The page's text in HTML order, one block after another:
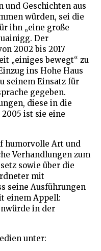
und Geschichten aus
würden, sei die
ihn „eine große
Der
2002 bis 2017
„einiges bewegt“ zu
ins Hohe Haus
seinem Einsatz für
gegeben.
diese in die
ist sie eine
humorvolle Art und
Verhandlungen zum
sowie über die
mit
seine Ausführungen
einem Appell:
in der
unter: